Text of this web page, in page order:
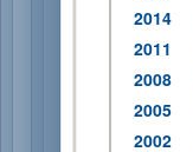
2014
2011
2008
2005
2002